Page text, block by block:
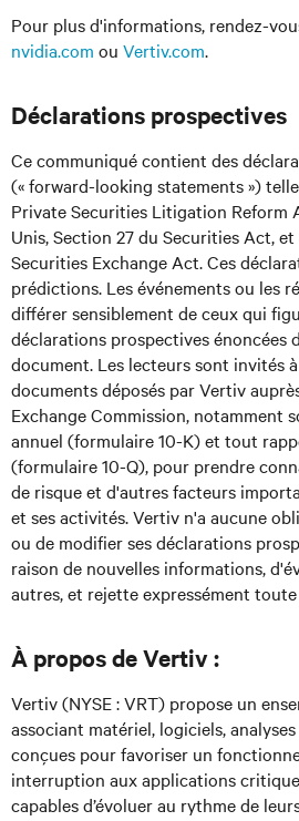
Pour plus d'informations, rendez-
nvidia.com ou Vertiv.com.
Déclarations prospectives
Ce communiqué contient des
(« forward-looking statements »)
Private Securities Litigation Reform
Unis, Section 27 du Securities Act, et
Securities Exchange Act. Ces
prédictions. Les événements ou les
différer sensiblement de ceux qui
déclarations prospectives énoncées
document. Les lecteurs sont invités
documents déposés par Vertiv
Exchange Commission, notamment
annuel (formulaire 10-K) et tout
(formulaire 10-Q), pour prendre
de risque et d'autres facteurs
et ses activités. Vertiv n'a aucune
ou de modifier ses déclarations
raison de nouvelles informations,
autres, et rejette expressément
À propos de Vertiv :
Vertiv (NYSE : VRT) propose un
associant matériel, logiciels,
conçues pour favoriser un
interruption aux applications
capables d’évoluer au rythme de